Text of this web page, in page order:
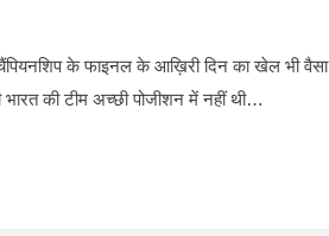
चैंपियनशिप के फाइनल के आख़िरी दिन का खेल भी वैसा
की टीम अच्छी पोजीशन में नहीं थी…